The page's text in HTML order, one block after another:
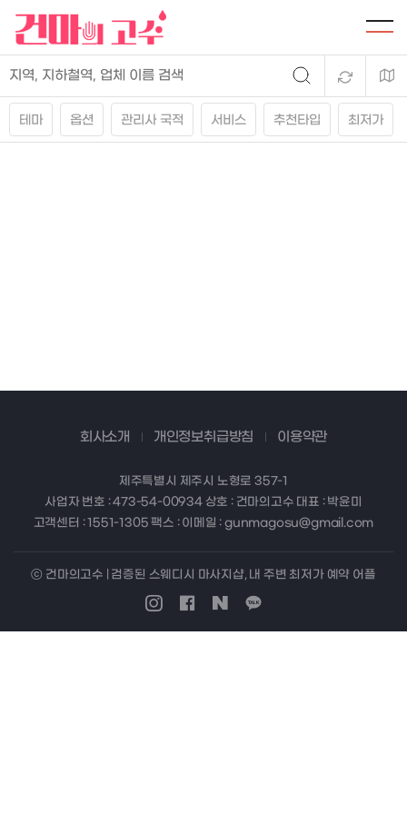
테마 옵션 관리사 국적 서비스 추천타입 최저가
회사소개 개인정보취급방침 이용약관
제주특별시 제주시 노형로 357-1
사업자 번호 : 473-54-00934 상호 : 건마의고수 대표 : 박윤미
고객센터 : 1551-1305 팩스 : 이메일 : gunmagosu@gmail.com
ⓒ 건마의고수 | 검증된 스웨디시 마사지샵, 내 주변 최저가 예약 어플